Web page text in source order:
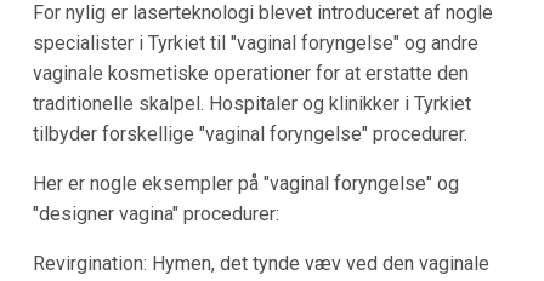
For nylig er laserteknologi blevet introduceret af nogle
specialister i Tyrkiet til "vaginal foryngelse" og andre
vaginale kosmetiske operationer for at erstatte den
traditionelle skalpel. Hospitaler og klinikker i Tyrkiet
tilbyder forskellige "vaginal foryngelse" procedurer.
Her er nogle eksempler på "vaginal foryngelse" og
"designer vagina" procedurer:
Revirgination: Hymen, det tynde væv ved den vaginale